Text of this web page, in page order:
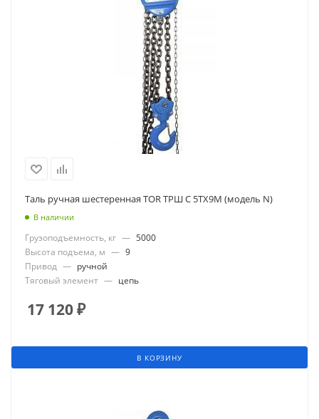
Таль ручная шестеренная TOR ТРШ C 5ТХ9М (модель N)
В наличии
Грузоподъемность, кг — 5000
Высота подъема, м — 9
Привод — ручной
Тяговый элемент — цепь
17 120₽
В КОРЗИНУ